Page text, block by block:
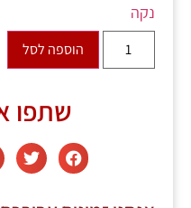
נקה
הוספה לסל
שתפו